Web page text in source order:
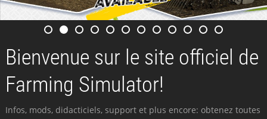
Bienvenue sur le site officiel de
Farming Simulator!
Infos, mods, didacticiels, support et plus encore: obtenez toutes